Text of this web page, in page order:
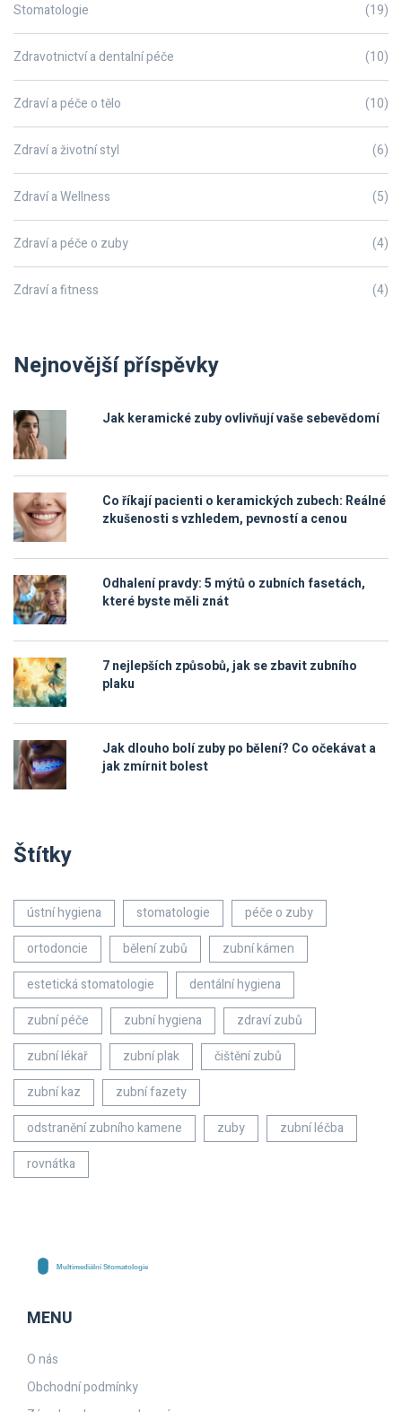
Stomatologie (19)
Zdravotnictví a dentalní péče (10)
Zdraví a péče o tělo (10)
Zdraví a životní styl (6)
Zdraví a Wellness (5)
Zdraví a péče o zuby (4)
Zdraví a fitness (4)
Nejnovější příspěvky
Jak keramické zuby ovlivňují vaše sebevědomí
Co říkají pacienti o keramických zubech: Reálné
zkušenosti s vzhledem, pevností a cenou
Odhalení pravdy: 5 mýtů o zubních fasetách,
které byste měli znát
7 nejlepších způsobů, jak se zbavit zubního
plaku
Jak dlouho bolí zuby po bělení? Co očekávat a
jak zmírnit bolest
Štítky
ústní hygiena stomatologie
péče o zuby
ortodoncie
bělení zubů
zubní kámen
estetická stomatologie
dentální hygiena
zubní péče
zubní hygiena
zdraví zubů
zubní lékař
zubní plak
čištění zubů
zubní kaz
zubní fazety
odstranění zubního kamene
zuby
zubní léčba
rovnátka
MENU
O nás
Obchodní podmínky